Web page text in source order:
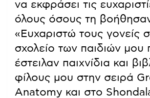
να εκφράσει τις
όλους όσους τη
«Ευχαριστώ τους γονείς
σχολείο των παιδιών μου
έστειλαν παιχνίδια και
φίλους μου στην σειρά
Anatomy και στο